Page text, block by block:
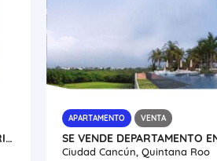
SE ALQUILA OFICINA EN EL CENTRO DE MATURIN AL02-1000SC-SSIL
APARTAMENTO VENTA
Ciudad Cancún, Quintana Roo